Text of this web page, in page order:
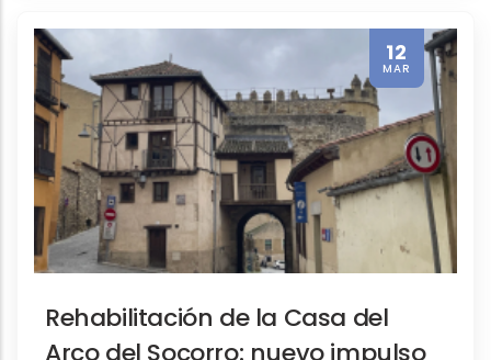
12
MAR
Rehabilitación de la Casa del
Arco del Socorro: nuevo impulso